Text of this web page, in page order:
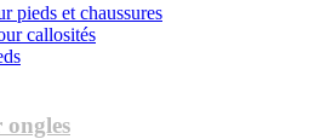
pieds et chaussures
callosités